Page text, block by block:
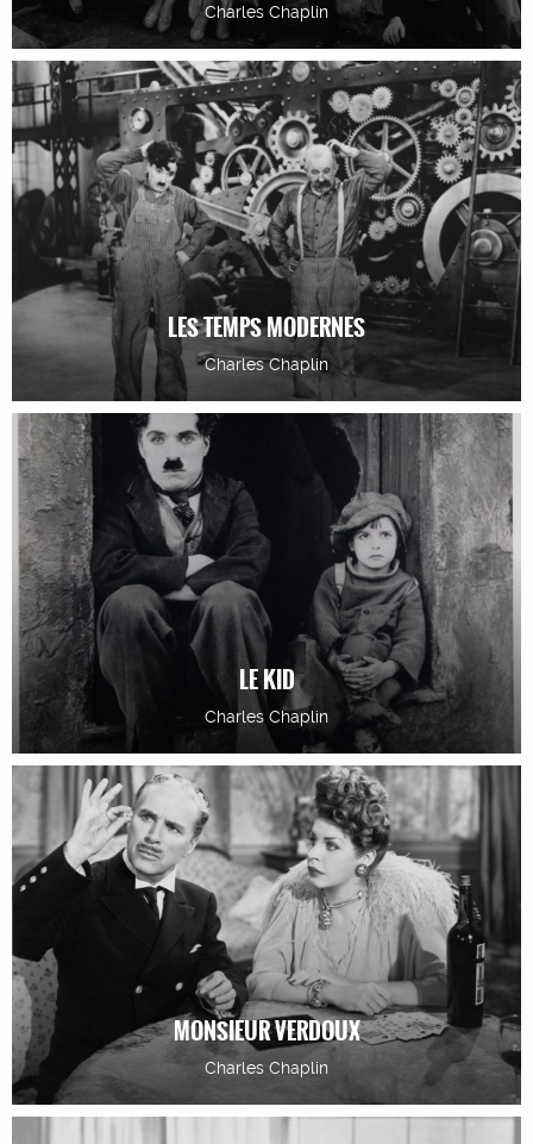
Charles Chaplin
LES TEMPS MODERNES
Charles Chaplin
LE KID
Charles Chaplin
MONSIEUR VERDOUX
Charles Chaplin